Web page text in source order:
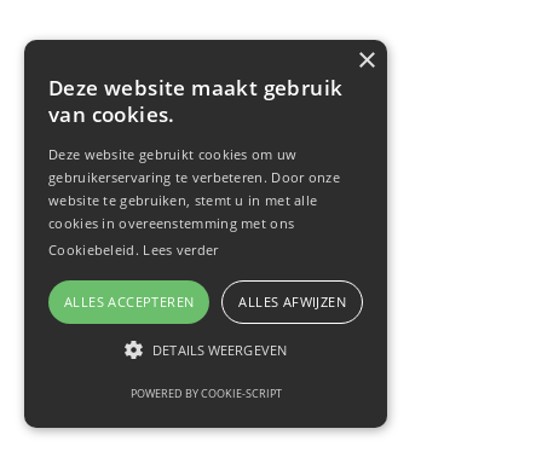
×
Deze website maakt gebruik
van cookies.
Deze website gebruikt cookies om uw
gebruikerservaring te verbeteren. Door onze
website te gebruiken, stemt u in met alle
cookies in overeenstemming met ons
Cookiebeleid. Lees verder
ALLES ACCEPTEREN ALLES AFWIJZEN
DETAILS WEERGEVEN
POWERED BY COOKIE-SCRIPT